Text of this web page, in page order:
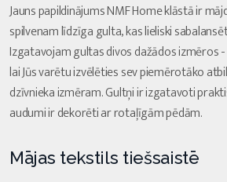
Jauns papildinājums NMF Home klāstā ir
spilvenam līdzīga gulta, kas lieliski
Izgatavojam gultas divos dažādos izmēros
lai Jūs varētu izvēlēties sev piemērotāko
dzīvnieka izmēram. Gultņi ir izgatavoti
audumi ir dekorēti ar rotaļīgām pēdām.
Mājas tekstils tiešsaistē